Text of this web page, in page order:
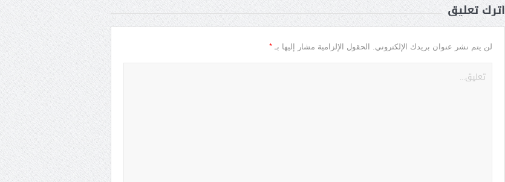
أترك تعليق
لن يتم نشر عنوان بريدك الإلكتروني. الحقول الإلزامية مشار إليها بـ *